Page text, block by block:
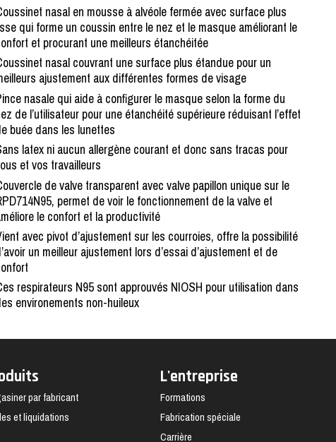
nasal en mousse à alvéole fermée avec surface plus
qui forme un coussin entre le nez et le masque améliorant le
et procurant une meilleurs étanchéitée
nasal couvrant une surface plus étandue pour un
ajustement aux différentes formes de visage
nasale qui aide à configurer le masque selon la forme du
de l’utilisateur pour une étanchéité supérieure réduisant l’effet
buée dans les lunettes
latex ni aucun allergène courant et donc sans tracas pour
et vos travailleurs
de valve transparent avec valve papillon unique sur le
permet de voir le fonctionnement de la valve et
le confort et la productivité
avec pivot d’ajustement sur les courroies, offre la possibilité
un meilleur ajustement lors d’essai d’ajustement et de
respirateurs N95 sont approuvés NIOSH pour utilisation dans
environements non-huileux
par fabricant
et liquidations
L'entreprise
Formations
Fabrication spéciale
Carrière